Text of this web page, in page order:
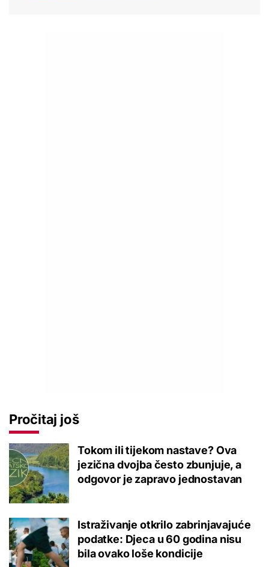
Pročitaj još
Tokom ili tijekom nastave? Ova
jezična dvojba često zbunjuje, a
odgovor je zapravo jednostavan
Istraživanje otkrilo zabrinjavajuće
podatke: Djeca u 60 godina nisu
bila ovako loše kondicije